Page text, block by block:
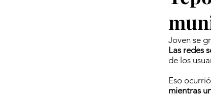
Joven se
Las redes
de los
Eso
mientras